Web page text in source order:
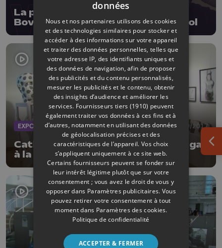
La prochaine exposition de la
Boverie sera dédiée à Andy Warhol
EXPOS 12/10/2017
Catherine Seher et Daphné Corregan
à la Galerie Colon
données
Nous et nos partenaires utilisons des cookies
et des technologies similaires pour stocker et
accéder à des informations sur votre appareil
et traiter des données personnelles, telles que
votre adresse IP, des identifiants uniques et
des données de navigation, afin de proposer
des publicités et du contenu personnalisés,
mesurer les publicités et le contenu, obtenir
des insights d’audience et améliorer les
services. Fournisseurs tiers (1910) peuvent
également traiter vos données à ces fins et à
d’autres, notamment en utilisant des données
de géolocalisation précises et des
caractéristiques de l’appareil. Vos choix
s’appliquent uniquement à ce site web.
Certains fournisseurs peuvent se fonder sur
leur intérêt légitime plutôt que sur votre
consentement ; vous avez le droit de vous y
opposer dans Paramètres publicitaires. Vous
pouvez retirer votre consentement à tout
moment dans Paramètres des cookies.
Politique de confidentialité
ACCEPTER & FERMER